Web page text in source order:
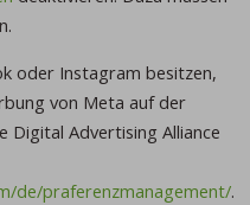
oder Instagram besitzen,
von Meta auf der
Digital Advertising Alliance
de/praferenzmanagement/.